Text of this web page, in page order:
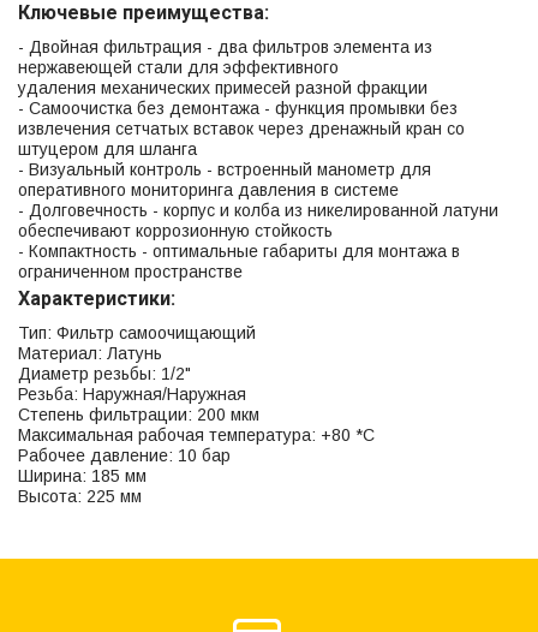
Ключевые преимущества:
- Двойная фильтрация - два фильтров элемента из
нержавеющей стали для эффективного
удаления механических примесей разной фракции
- Самоочистка без демонтажа - функция промывки без
извлечения сетчатых вставок через дренажный кран со
штуцером для шланга
- Визуальный контроль - встроенный манометр для
оперативного мониторинга давления в системе
- Долговечность - корпус и колба из никелированной латуни
обеспечивают коррозионную стойкость
- Компактность - оптимальные габариты для монтажа в
ограниченном пространстве
Характеристики:
Тип: Фильтр самоочищающий
Материал: Латунь
Диаметр резьбы: 1/2"
Резьба: Наружная/Наружная
Степень фильтрации: 200 мкм
Максимальная рабочая температура: +80 *С
Рабочее давление: 10 бар
Ширина: 185 мм
Высота: 225 мм